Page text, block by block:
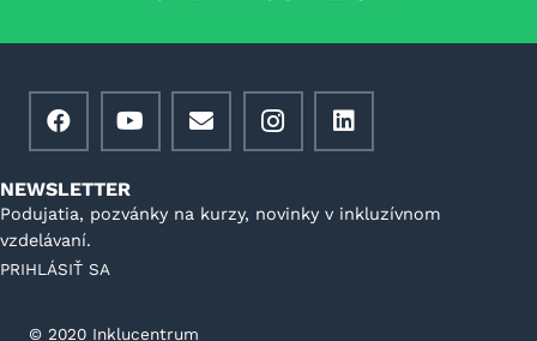
NEWSLETTER
Podujatia, pozvánky na kurzy, novinky v inkluzívnom
vzdelávaní.
PRIHLÁSIŤ SA
©️ 2020 Inklucentrum